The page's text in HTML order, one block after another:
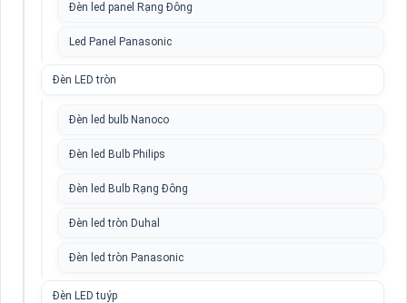
Đèn led panel Rạng Đông
Led Panel Panasonic
Đèn LED tròn
Đèn led bulb Nanoco
Đèn led Bulb Philips
Đèn led Bulb Rạng Đông
Đèn led tròn Duhal
Đèn led tròn Panasonic
Đèn LED tuýp